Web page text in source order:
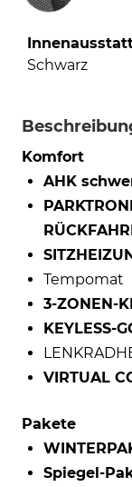
Schwarz
Komfort
AHK
Tempomat
3-ZONEN-
KEYLESS-
VIRTUAL
Pakete
Spiegel-